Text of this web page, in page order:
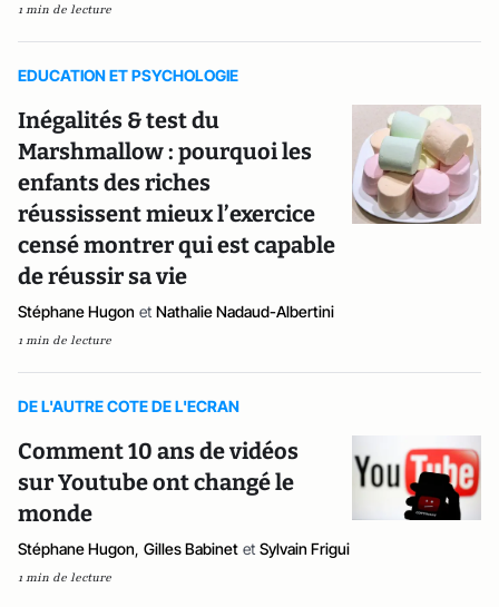
1 min de lecture
EDUCATION ET PSYCHOLOGIE
Inégalités & test du
Marshmallow : pourquoi les
enfants des riches
réussissent mieux l’exercice
censé montrer qui est capable
de réussir sa vie
Stéphane Hugon et Nathalie Nadaud-Albertini
1 min de lecture
DE L'AUTRE COTE DE L'ECRAN
Comment 10 ans de vidéos
sur Youtube ont changé le
monde
Stéphane Hugon, Gilles Babinet et Sylvain Frigui
1 min de lecture